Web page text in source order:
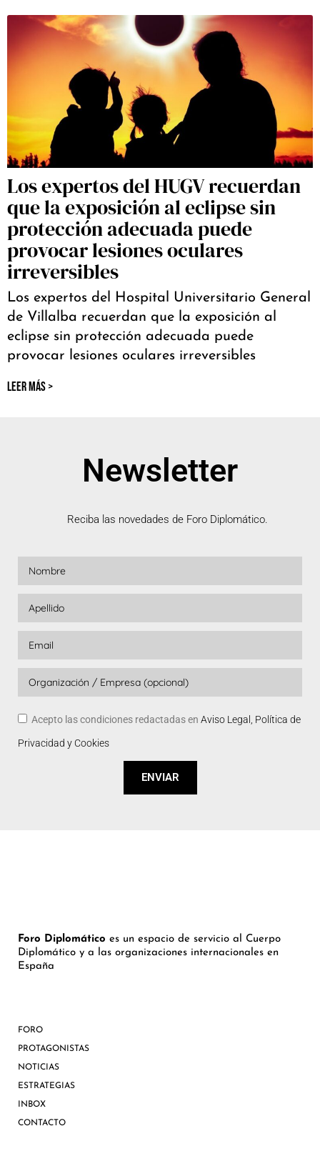
Los expertos del HUGV recuerdan
que la exposición al eclipse sin
protección adecuada puede
provocar lesiones oculares
irreversibles
Los expertos del Hospital Universitario General
de Villalba recuerdan que la exposición al
eclipse sin protección adecuada puede
provocar lesiones oculares irreversibles
LEER MÁS >
Newsletter
Reciba las novedades de Foro Diplomático.
Acepto las condiciones redactadas en Aviso Legal, Política de
Privacidad y Cookies
ENVIAR
Foro Diplomático es un espacio de servicio al Cuerpo
Diplomático y a las organizaciones internacionales en
España
FORO
PROTAGONISTAS
NOTICIAS
ESTRATEGIAS
INBOX
CONTACTO